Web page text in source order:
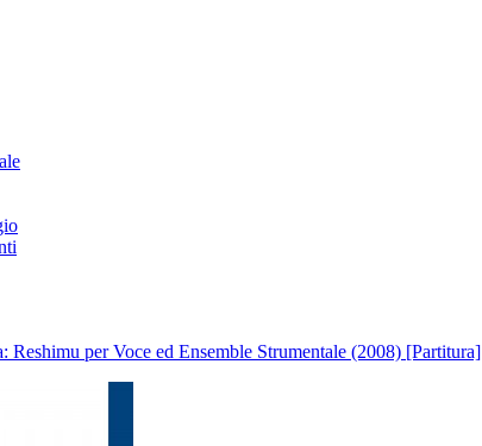
Reshimu per Voce ed Ensemble Strumentale (2008) [Partitura]